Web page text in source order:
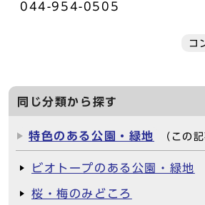
044-954-0505
コ
同じ分類から探す
特色のある公園・緑地 （この
ビオトープのある公園・緑地
桜・梅のみどころ